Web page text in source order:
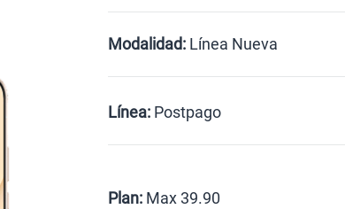
Modalidad: Línea Nueva
Celular liberado
Línea: Postpago
Plan: Max 39.90